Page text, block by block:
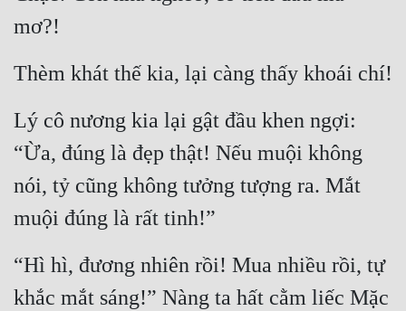
mơ?!
Thèm khát thế kia, lại càng thấy khoái chí!
Lý cô nương kia lại gật đầu khen ngợi:
“Ừa, đúng là đẹp thật! Nếu muội không
nói, tỷ cũng không tưởng tượng ra. Mắt
muội đúng là rất tinh!”
“Hì hì, đương nhiên rồi! Mua nhiều rồi, tự
khắc mắt sáng!” Nàng ta hất cằm liếc Mặc